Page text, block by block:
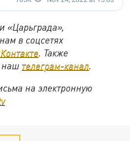
«Царьграда»,
в соцсетях
. Также
наш телеграм-канал.
на электронную